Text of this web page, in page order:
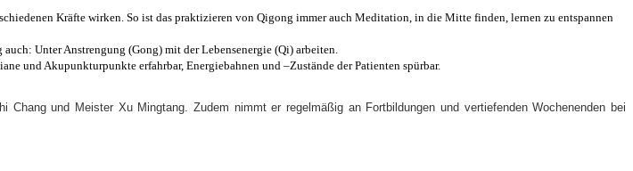
Kräfte wirken. So ist das praktizieren von Qigong immer auch Meditation, in die Mitte finden, lernen zu entspannen
Unter Anstrengung (Gong) mit der Lebensenergie (Qi) arbeiten.
und Akupunkturpunkte erfahrbar, Energiebahnen und –Zustände der Patienten spürbar.
und Meister Xu Mingtang. Zudem nimmt er regelmäßig an Fortbildungen und vertiefenden Wochenenden bei